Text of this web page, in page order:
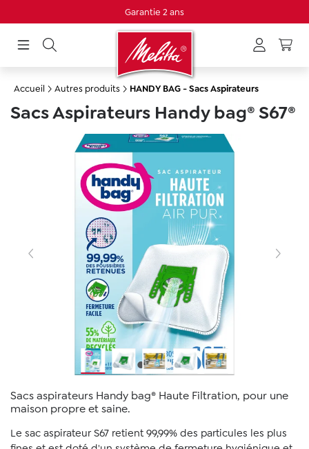
Garantie 2 ans
Accueil Autres produits HANDY BAG - Sacs Aspirateurs
Sacs Aspirateurs Handy bag® S67®
Ignorer la galerie d'images
Sacs aspirateurs Handy bag® Haute Filtration, pour une
maison propre et saine.
Le sac aspirateur S67 retient 99,99% des particules les plus